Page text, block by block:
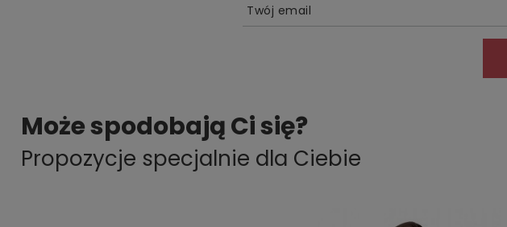
Twój email
Może spodobają Ci się?
Propozycje specjalnie dla Ciebie